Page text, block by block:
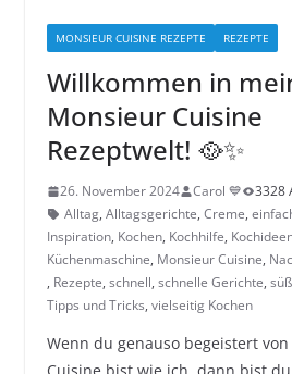
MONSIEUR CUISINE REZEPTE REZEPTE
Willkommen in
Monsieur Cuisine
Rezeptwelt! 🥘✨
26. November 2024 Carol 💙
3328
Alltag, Alltagsgerichte, Creme,
Inspiration, Kochen, Kochhilfe,
Küchenmaschine, Monsieur Cuisine,
, Rezepte, schnell, schnelle Gerichte,
Tipps und Tricks, vielseitig Kochen
Wenn du genauso begeistert